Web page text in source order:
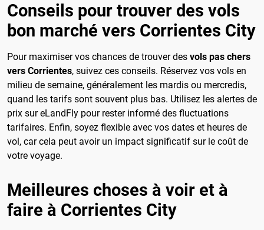
Conseils pour trouver des vols
bon marché vers Corrientes City
Pour maximiser vos chances de trouver des vols pas chers
vers Corrientes, suivez ces conseils. Réservez vos vols en
milieu de semaine, généralement les mardis ou mercredis,
quand les tarifs sont souvent plus bas. Utilisez les alertes de
prix sur eLandFly pour rester informé des fluctuations
tarifaires. Enfin, soyez flexible avec vos dates et heures de
vol, car cela peut avoir un impact significatif sur le coût de
votre voyage.
Meilleures choses à voir et à
faire à Corrientes City